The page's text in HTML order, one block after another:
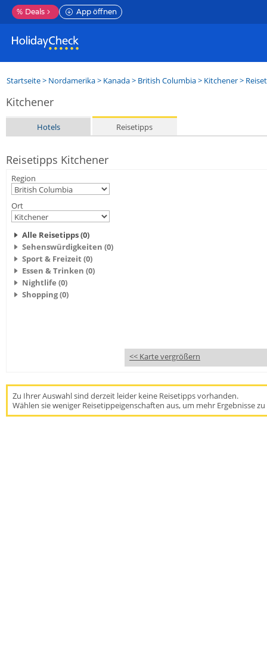
% Deals App öffnen
Startseite> Nordamerika> Kanada> British Columbia> Kitchener>
Kitchener
Hotels Reisetipps
Reisetipps Kitchener
Region
Ort
Alle Reisetipps (0)
Sehenswürdigkeiten (0)
Sport & Freizeit (0)
Essen & Trinken (0)
Nightlife (0)
Shopping (0)
<< Karte vergrößern
Zu Ihrer Auswahl sind derzeit leider keine Reisetipps vorhanden.
Wählen sie weniger Reisetippeigenschaften aus, um mehr Ergebnisse